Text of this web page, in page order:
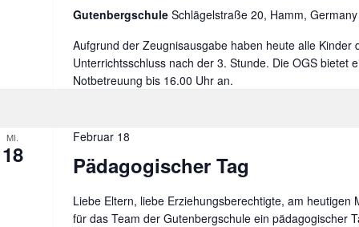
Gutenbergschule Schlägelstraße 20, Hamm, Germany
Aufgrund der Zeugnisausgabe haben heute alle Kinder
Unterrichtsschluss nach der 3. Stunde. Die OGS bietet
Notbetreuung bis 16.00 Uhr an.
MI.
18
Februar 18
Pädagogischer Tag
Liebe Eltern, liebe Erziehungsberechtigte, am heutigen
für das Team der Gutenbergschule ein pädagogischer